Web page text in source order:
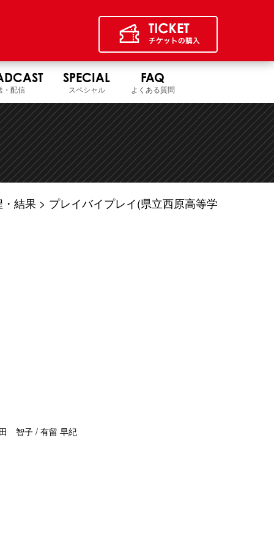
・配信
SPECIAL
スペシャル
FAQ
よくある質問
・結果
プレイバイプレイ(県立西原高等学
智子 / 有留 早紀